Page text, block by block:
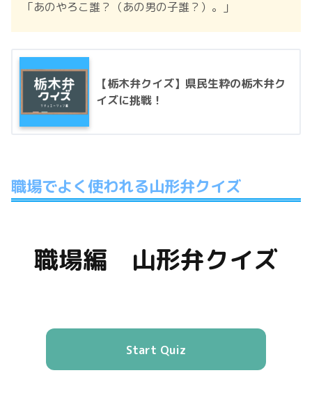
「あのやろこ誰？（あの男の子誰？）。」
【栃木弁クイズ】県民生粋の栃木弁ク
イズに挑戦！
職場でよく使われる山形弁クイズ
職場編 山形弁クイズ
Start Quiz